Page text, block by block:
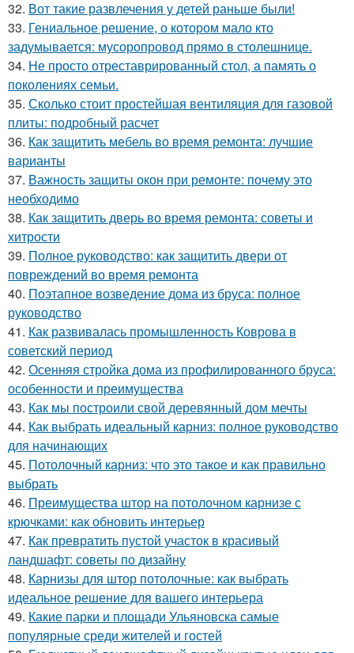
32. Вот такие развлечения у детей раньше были!
33. Гениальное решение, о котором мало кто
задумывается: мусоропровод прямо в столешнице.
34. Не просто отреставрированный стол, а память о
поколениях семьи.
35. Сколько стоит простейшая вентиляция для газовой
плиты: подробный расчет
36. Как защитить мебель во время ремонта: лучшие
варианты
37. Важность защиты окон при ремонте: почему это
необходимо
38. Как защитить дверь во время ремонта: советы и
хитрости
39. Полное руководство: как защитить двери от
повреждений во время ремонта
40. Поэтапное возведение дома из бруса: полное
руководство
41. Как развивалась промышленность Коврова в
советский период
42. Осенняя стройка дома из профилированного бруса:
особенности и преимущества
43. Как мы построили свой деревянный дом мечты
44. Как выбрать идеальный карниз: полное руководство
для начинающих
45. Потолочный карниз: что это такое и как правильно
выбрать
46. Преимущества штор на потолочном карнизе с
крючками: как обновить интерьер
47. Как превратить пустой участок в красивый
ландшафт: советы по дизайну
48. Карнизы для штор потолочные: как выбрать
идеальное решение для вашего интерьера
49. Какие парки и площади Ульяновска самые
популярные среди жителей и гостей